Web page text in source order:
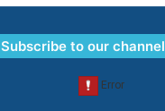
Subscribe to our channel